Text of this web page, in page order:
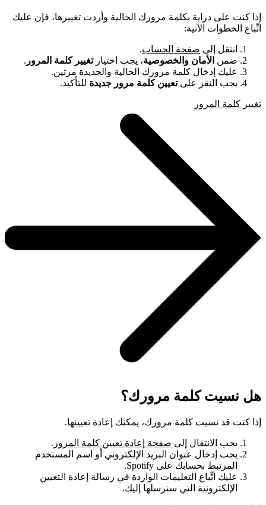
إذا كنت على دراية بكلمة مرورك الحالية وأردت تغييرها، فإن عليك
اتِّباع الخطوات الآتية:
انتقل إلى صفحة الحساب.
ضمن الأمان والخصوصية، يجب اختيارتغيير كلمة المرور .
عليك إدخال كلمة مرورك الحالية والجديدة مرتين.
يجب النقر علىتعيين كلمة مرور جديدة للتأكيد.
تغيير كلمة المرور
هل نسيت كلمة مرورك؟
إذا كنت قد نسيت كلمة مرورك، يمكنك إعادة تعيينها.
يجب الانتقال إلى صفحة إعادة تعيين كلمة المرور .
يجب إدخال عنوان البريد الإلكتروني أو اسم المستخدم
المرتبط بحسابك على Spotify.
عليك اتِّباع التعليمات الواردة في رسالة إعادة التعيين
الإلكترونية التي سنرسلها إليك.